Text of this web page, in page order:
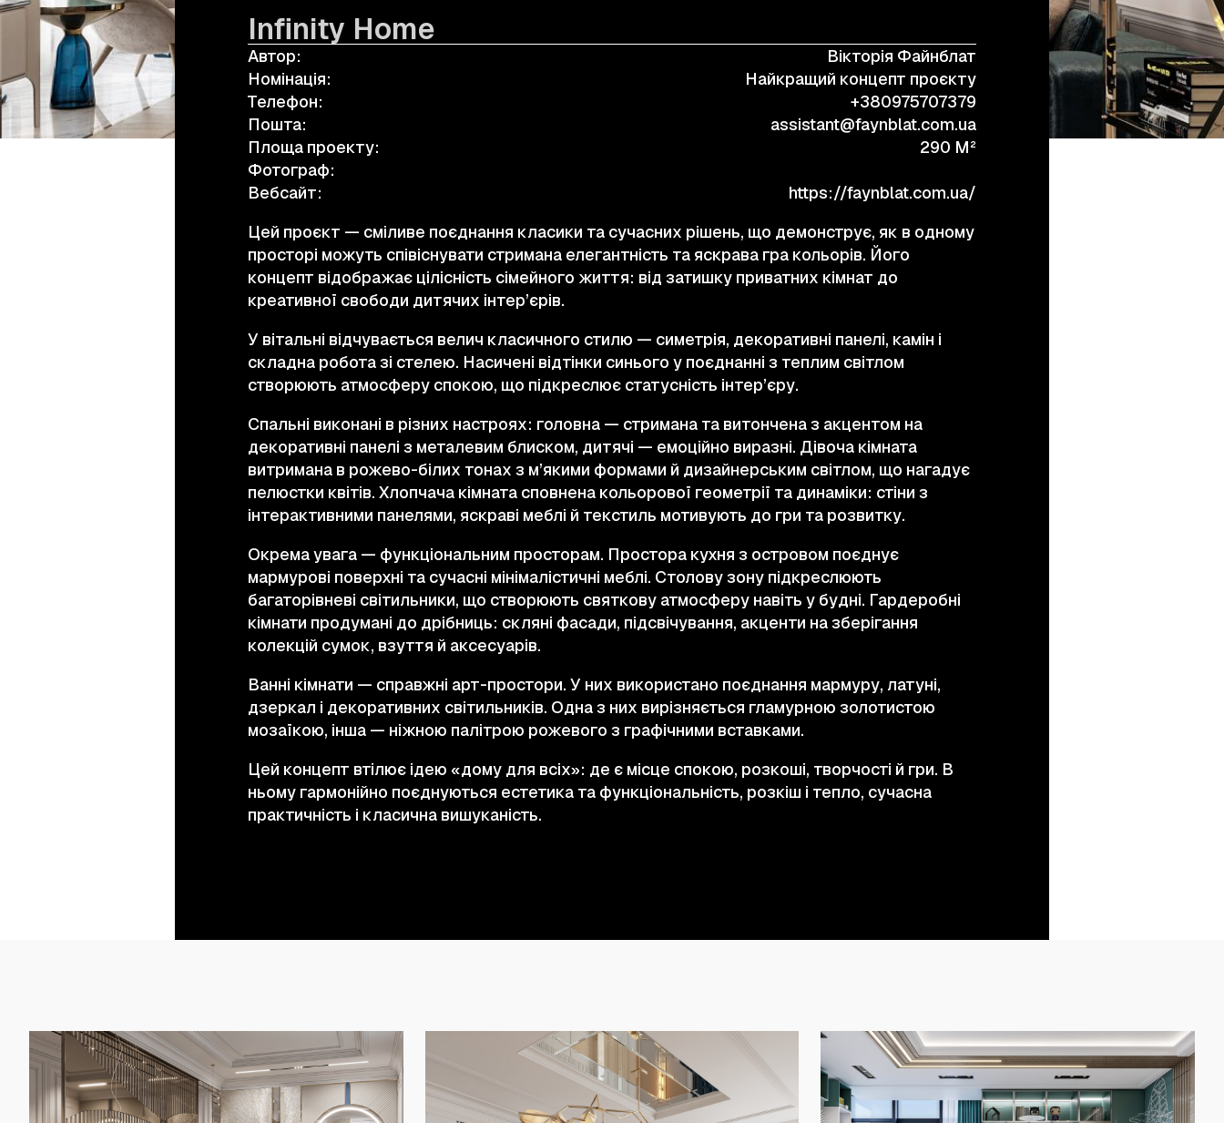
КОНТАКТИ
а.harusova@gmail.com +38 (067) 443 01 84
Infinity Home
Автор:
Вікторія Файнблат
Номінація:
Найкращий концепт проєкту
Телефон:
+380975707379
Пошта:
assistant@faynblat.com.ua
Площа проекту:
290 M²
Фотограф:
Вебсайт:
https://faynblat.com.ua/
Цей проєкт — сміливе поєднання класики та сучасних рішень, що демонструє, як в одному
просторі можуть співіснувати стримана елегантність та яскрава гра кольорів. Його
концепт відображає цілісність сімейного життя: від затишку приватних кімнат до
креативної свободи дитячих інтер’єрів.
У вітальні відчувається велич класичного стилю — симетрія, декоративні панелі, камін і
складна робота зі стелею. Насичені відтінки синього у поєднанні з теплим світлом
створюють атмосферу спокою, що підкреслює статусність інтер’єру.
Спальні виконані в різних настроях: головна — стримана та витончена з акцентом на
декоративні панелі з металевим блиском, дитячі — емоційно виразні. Дівоча кімната
витримана в рожево-білих тонах з м’якими формами й дизайнерським світлом, що нагадує
пелюстки квітів. Хлопчача кімната сповнена кольорової геометрії та динаміки: стіни з
інтерактивними панелями, яскраві меблі й текстиль мотивують до гри та розвитку.
Окрема увага — функціональним просторам. Простора кухня з островом поєднує
мармурові поверхні та сучасні мінімалістичні меблі. Столову зону підкреслюють
багаторівневі світильники, що створюють святкову атмосферу навіть у будні. Гардеробні
кімнати продумані до дрібниць: скляні фасади, підсвічування, акценти на зберігання
колекцій сумок, взуття й аксесуарів.
Ванні кімнати — справжні арт-простори. У них використано поєднання мармуру, латуні,
дзеркал і декоративних світильників. Одна з них вирізняється гламурною золотистою
мозаїкою, інша — ніжною палітрою рожевого з графічними вставками.
Цей концепт втілює ідею «дому для всіх»: де є місце спокою, розкоші, творчості й гри. В
ньому гармонійно поєднуються естетика та функціональність, розкіш і тепло, сучасна
практичність і класична вишуканість.